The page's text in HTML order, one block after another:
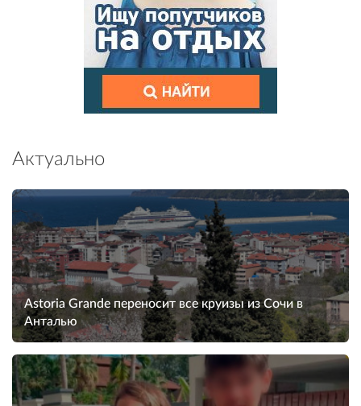
Актуально
Astoria Grande переносит все круизы из Сочи в
Анталью